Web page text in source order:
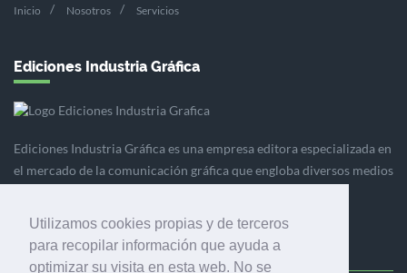
Utilizamos cookies propias y de terceros
para recopilar información que ayuda a
optimizar su visita en esta web. No se
Inicio Nosotros Servicios
Ediciones Industria Gráfica
Ediciones Industria Gráfica es una empresa editora especializada en
el mercado de la comunicación gráfica que engloba diversos medios